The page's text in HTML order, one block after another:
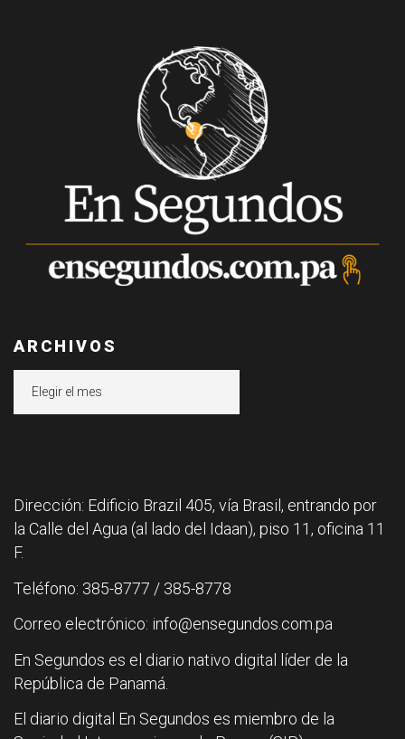
ARCHIVOS
Dirección: Edificio Brazil 405, vía Brasil, entrando por
la Calle del Agua (al lado del Idaan), piso 11, oficina 11
F.
Teléfono: 385-8777 / 385-8778
Correo electrónico: info@ensegundos.com.pa
En Segundos es el diario nativo digital líder de la
República de Panamá.
El diario digital En Segundos es miembro de la